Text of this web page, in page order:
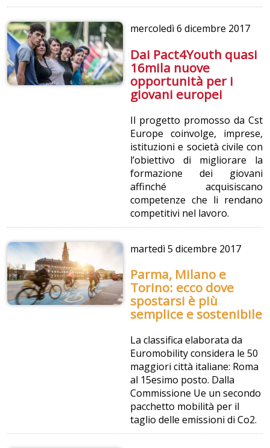
mercoledì6 dicembre 2017
Dai Pact4Youth quasi
16mila nuove
opportunità per i
giovani europei
Il progetto promosso da Cst
Europe coinvolge, imprese,
istituzioni e società civile con
l’obiettivo di migliorare la
formazione dei giovani
affinché acquisiscano
competenze che li rendano
competitivi nel lavoro.
martedì5 dicembre 2017
Parma, Milano e
Torino: ecco dove
spostarsi è più
semplice e sostenibile
La classifica elaborata da
Euromobility considera le 50
maggiori città italiane: Roma
al 15esimo posto. Dalla
Commissione Ue un secondo
pacchetto mobilità per il
taglio delle emissioni di Co2.